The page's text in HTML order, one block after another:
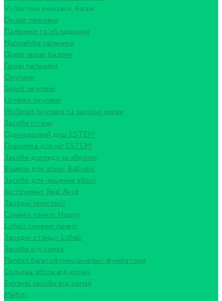
Victorinox рюкзаки, багаж
Deuter рюкзаки
Пальники та обладнання
Naturehike пальники
Quest газові балони
Газові пальники
Окуляри
Select окуляри
Umarex окуляри
WoSport окуляри та захисні маски
Засоби гігієни
Одноразовий душ ESTEM
Присипка для ніг ESTEM
Засоби догляду за зброєю
Вішери для зброї Ballistol
Засоби для чищення зброї
Інструмент Real Avid
Зарядні пристрої
Сонячні панелі Houny
Litheli сонячні панелі
Зарядні станції Litheli
Засоби від комах
Flextail багатофункціональні фумігатори
Сольова зброя від комах
Extravel засоби від комах
Меблі